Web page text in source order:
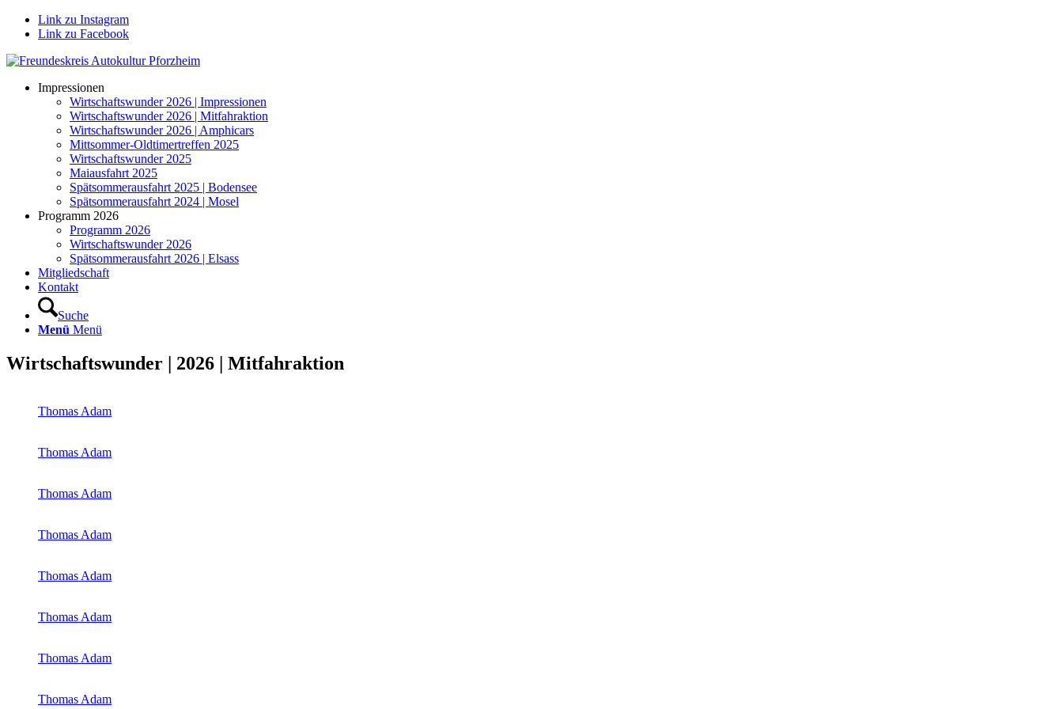
Link zu Instagram
Link zu Facebook
Impressionen
Wirtschaftswunder 2026 | Impressionen
Wirtschaftswunder 2026 | Mitfahraktion
Wirtschaftswunder 2026 | Amphicars
Mittsommer-Oldtimertreffen 2025
Wirtschaftswunder 2025
Maiausfahrt 2025
Spätsommerausfahrt 2025 | Bodensee
Spätsommerausfahrt 2024 | Mosel
Programm 2026
Programm 2026
Wirtschaftswunder 2026
Spätsommerausfahrt 2026 | Elsass
Mitgliedschaft
Kontakt
Suche
Menü Menü
Wirtschaftswunder | 2026 | Mitfahraktion
Thomas Adam
Thomas Adam
Thomas Adam
Thomas Adam
Thomas Adam
Thomas Adam
Thomas Adam
Thomas Adam